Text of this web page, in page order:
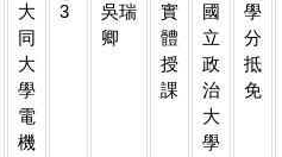
大
同
大
學
電
機
3
吳瑞
卿
實
體
授
課
國
立
政
治
大
學
學
分
抵
免